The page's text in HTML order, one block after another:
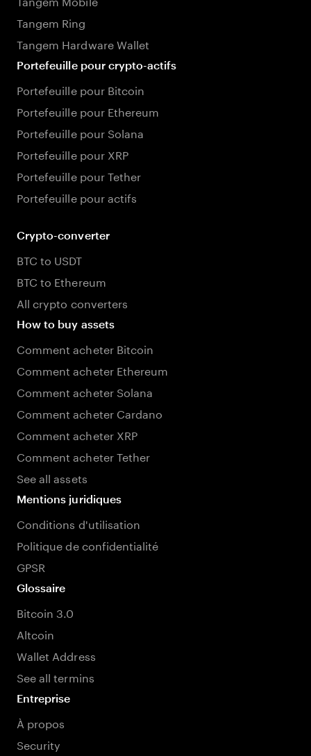
Tangem Ring
Tangem Hardware Wallet
Portefeuille pour crypto-actifs
Portefeuille pour Bitcoin
Portefeuille pour Ethereum
Portefeuille pour Solana
Portefeuille pour XRP
Portefeuille pour Tether
Portefeuille pour actifs
Crypto-converter
BTC to USDT
BTC to Ethereum
All crypto converters
How to buy assets
Comment acheter Bitcoin
Comment acheter Ethereum
Comment acheter Solana
Comment acheter Cardano
Comment acheter XRP
Comment acheter Tether
See all assets
Mentions juridiques
Conditions d'utilisation
Politique de confidentialité
GPSR
Glossaire
Bitcoin 3.0
Altcoin
Wallet Address
See all termins
Entreprise
À propos
Security